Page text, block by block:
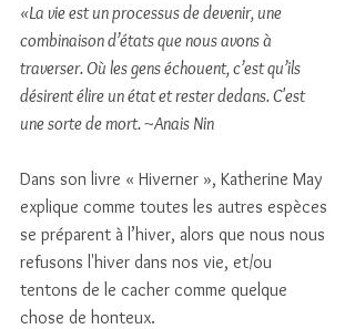
«La vie est un processus de devenir, une
combinaison d’états que nous avons à
traverser. Où les gens échouent, c’est qu’ils
désirent élire un état et rester dedans. C'est
une sorte de mort. ~Anais Nin
Dans son livre « Hiverner », Katherine May
explique comme toutes les autres espèces
se préparent à l’hiver, alors que nous nous
refusons l'hiver dans nos vie, et/ou
tentons de le cacher comme quelque
chose de honteux.